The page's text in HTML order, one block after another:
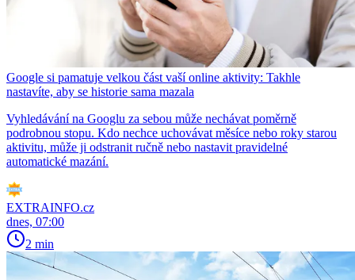
Google si pamatuje velkou část vaší online aktivity: Takhle
nastavíte, aby se historie sama mazala
Vyhledávání na Googlu za sebou může nechávat poměrně
podrobnou stopu. Kdo nechce uchovávat měsíce nebo roky starou
aktivitu, může ji odstranit ručně nebo nastavit pravidelné
automatické mazání.
EXTRAINFO.cz
dnes, 07:00
2 min